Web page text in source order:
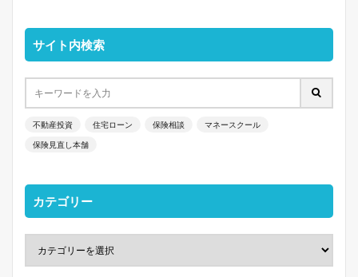
サイト内検索
不動産投資 住宅ローン 保険相談 マネースクール
保険見直し本舗
カテゴリー